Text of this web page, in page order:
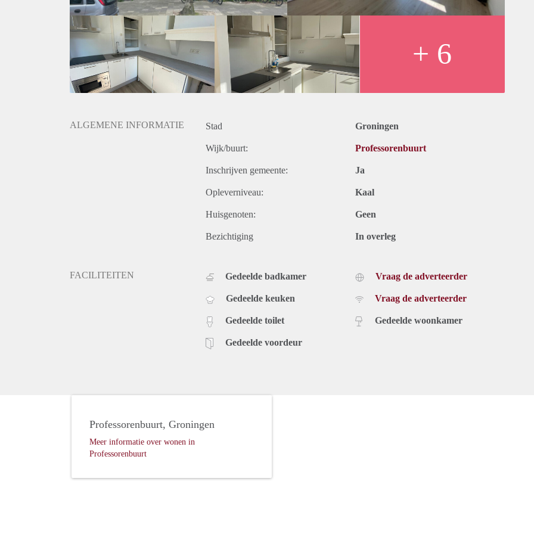
De kamers zijn per direct beschikbaar. De huurovereenkomst wordt aangegaan voor een huurperiode van 1 jaar.
Interesse:
Reacties kunnen uitsluitend via onze website worden ingediend door te klikken op ‘Reageer op dit object’.
Telefonische reacties kunnen wij helaas niet in behandeling nemen. Vanwege het grote aantal aanvragen kunnen wij
niet op iedereen reageren. Wij nodigen doorgaans circa 5 kandidaten uit voor een bezichtiging. We kunnen helaas
niet iedereen persoonlijk beantwoorden of uitnodigingen.
+ 6
ALGEMENE INFORMATIE Stad Groningen
Wijk/buurt: Professorenbuurt
Inschrijven gemeente: Ja
Opleverniveau: Kaal
Huisgenoten: Geen
Bezichtiging In overleg
FACILITEITEN Gedeelde badkamer
Gedeelde keuken
Gedeelde toilet
Gedeelde voordeur
Vraag de adverteerder
Vraag de adverteerder
Gedeelde woonkamer
Professorenbuurt, Groningen
Meer informatie over wonen in
Professorenbuurt